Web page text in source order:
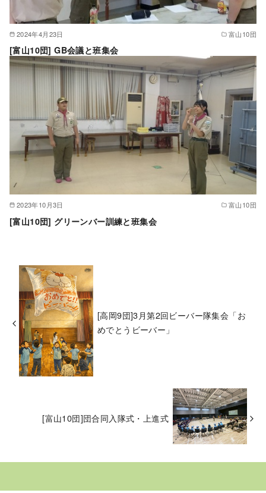
2024年4月23日 富山10団
[富山10団] GB会議と班集会
2023年10月3日 富山10団
[富山10団] グリーンバー訓練と班集会
[高岡9団]3月第2回ビーバー隊集会「お
めでとうビーバー」
[富山10団]団合同入隊式・上進式